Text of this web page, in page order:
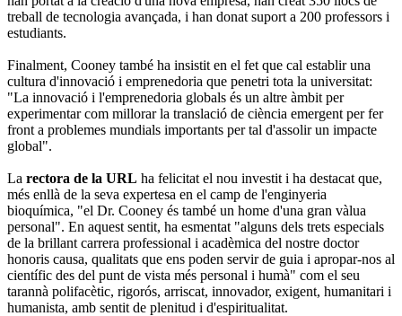
treball de tecnologia avançada, i han donat suport a 200 professors i
estudiants.
Finalment, Cooney també ha insistit en el fet que cal establir una
cultura d'innovació i emprenedoria que penetri tota la universitat:
"La innovació i l'emprenedoria globals és un altre àmbit per
experimentar com millorar la translació de ciència emergent per fer
front a problemes mundials importants per tal d'assolir un impacte
global".
La rectora de la URL ha felicitat el nou investit i ha destacat que,
més enllà de la seva expertesa en el camp de l'enginyeria
bioquímica, "el Dr. Cooney és també un home d'una gran vàlua
personal". En aquest sentit, ha esmentat "alguns dels trets especials
de la brillant carrera professional i acadèmica del nostre doctor
honoris causa, qualitats que ens poden servir de guia i apropar-nos al
científic des del punt de vista més personal i humà" com el seu
tarannà polifacètic, rigorós, arriscat, innovador, exigent, humanitari i
humanista, amb sentit de plenitud i d'espiritualitat.